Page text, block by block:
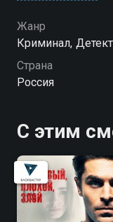
Карандышевым
Посмотреть
можете
Жанр
Криминал,
Страна
Россия
С этим